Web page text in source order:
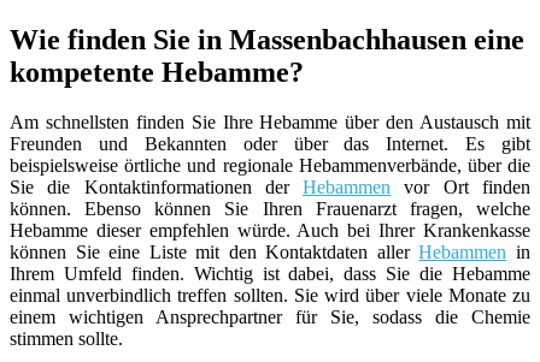
Wie finden Sie in Massenbachhausen eine
kompetente Hebamme?
Am schnellsten finden Sie Ihre Hebamme über den Austausch mit
Freunden und Bekannten oder über das Internet. Es gibt
beispielsweise örtliche und regionale Hebammenverbände, über die
Sie die Kontaktinformationen derHebammen vor Ort finden
können. Ebenso können Sie Ihren Frauenarzt fragen, welche
Hebamme dieser empfehlen würde. Auch bei Ihrer Krankenkasse
können Sie eine Liste mit den Kontaktdaten allerHebammen in
Ihrem Umfeld finden. Wichtig ist dabei, dass Sie die Hebamme
einmal unverbindlich treffen sollten. Sie wird über viele Monate zu
einem wichtigen Ansprechpartner für Sie, sodass die Chemie
stimmen sollte.